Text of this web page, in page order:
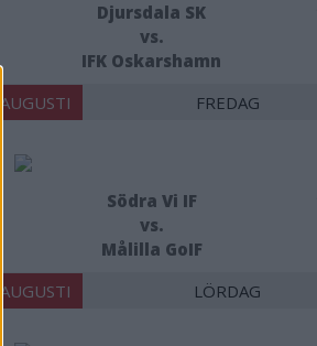
Djursdala SK
vs.
IFK Oskarshamn
AUGUSTI FREDAG
Södra Vi IF
vs.
Målilla GoIF
AUGUSTI LÖRDAG